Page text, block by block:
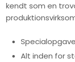
kendt som en
​Alt inden for